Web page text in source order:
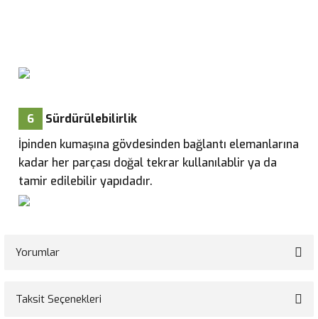
6
Sürdürülebilirlik
İpinden kumaşına gövdesinden bağlantı elemanlarına
kadar her parçası doğal tekrar kullanılablir ya da
tamir edilebilir yapıdadır.
Yorumlar
Taksit Seçenekleri